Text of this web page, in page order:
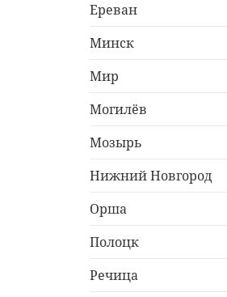
Ереван
Минск
Мир
Могилёв
Мозырь
Нижний Новгород
Орша
Полоцк
Речица